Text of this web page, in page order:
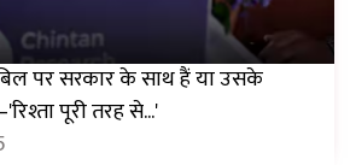
पर सरकार के साथ हैं या उसके
पूरी तरह से...'